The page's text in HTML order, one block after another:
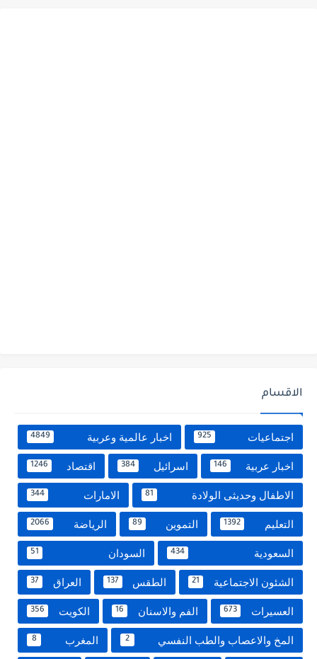
الاقسام
اجتماعيات 925 اخبار عالمية وعربية 4849
اخبار عربية 146 اسرائيل 384 اقتصاد 1246
الاطفال وحديثى الولادة 81 الامارات 344
التعليم 1392 التموين 89 الرياضة 2066
السعودية 434 السودان 51
الشئون الاجتماعية 21 الطقس 137 العراق 37
العسيرات 673 الفم والاسنان 16 الكويت 356
المخ والاعصاب والطب النفسي 2 المغرب 8